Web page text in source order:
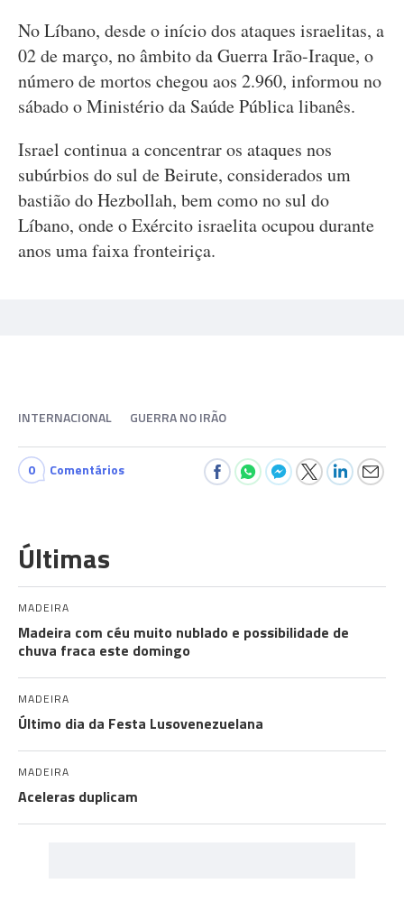
No Líbano, desde o início dos ataques israelitas, a
02 de março, no âmbito da Guerra Irão-Iraque, o
número de mortos chegou aos 2.960, informou no
sábado o Ministério da Saúde Pública libanês.
Israel continua a concentrar os ataques nos
subúrbios do sul de Beirute, considerados um
bastião do Hezbollah, bem como no sul do
Líbano, onde o Exército israelita ocupou durante
anos uma faixa fronteiriça.
INTERNACIONAL GUERRA NO IRÃO
0 Comentários
Últimas
MADEIRA
Madeira com céu muito nublado e possibilidade de
chuva fraca este domingo
MADEIRA
Último dia da Festa Lusovenezuelana
MADEIRA
Aceleras duplicam